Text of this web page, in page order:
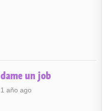
dame un job
1 año ago